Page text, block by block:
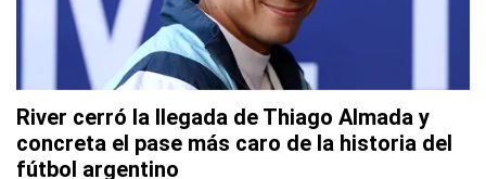
River cerró la llegada de Thiago Almada y
concreta el pase más caro de la historia del
fútbol argentino